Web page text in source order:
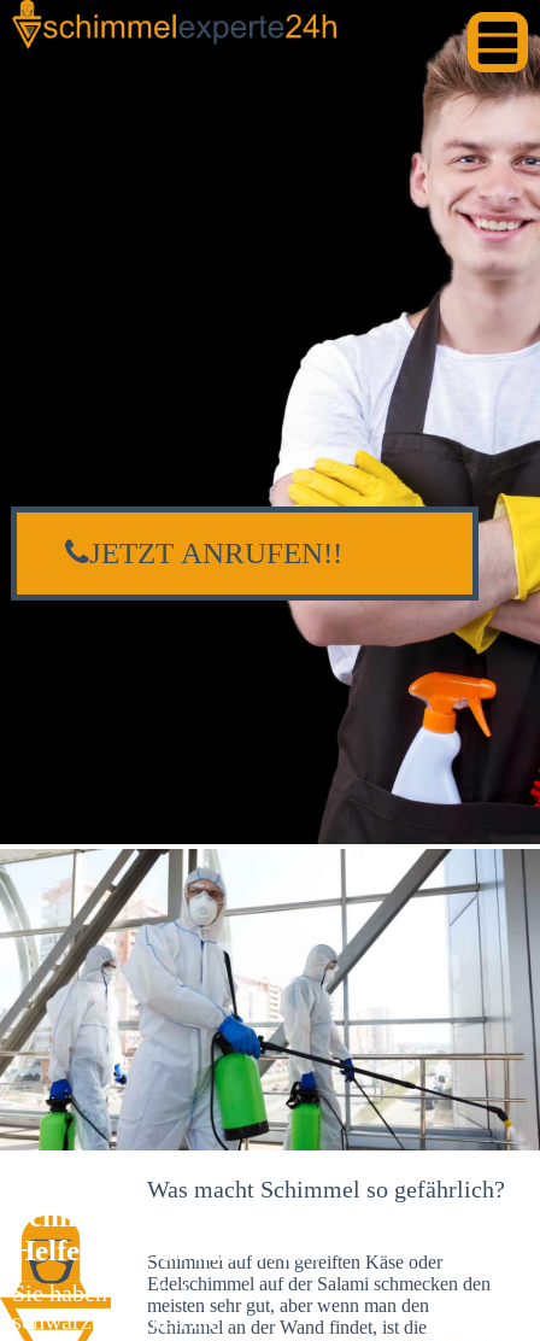
Schimmelexperte in Ötlingen – Ihr
Helfer an Ort und Stelle
Sie haben kürzlich
schwarze Flecken an
JETZT ANRUFEN!!
Was macht Schimmel so gefährlich?
Schimmel auf dem gereiften Käse oder
Edelschimmel auf der Salami schmecken den
meisten sehr gut, aber wenn man den
Schimmel an der Wand findet, ist die